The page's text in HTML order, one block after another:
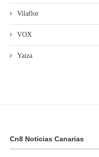
Vilaflor
VOX
Yaiza
Cn8 Noticias Canarias